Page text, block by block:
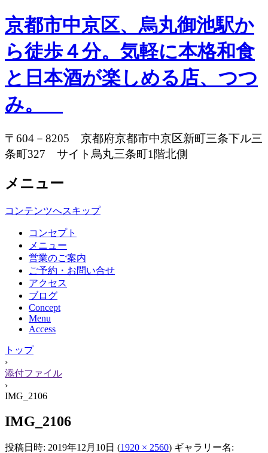
京都市中京区、烏丸御池駅か
ら徒歩４分。気軽に本格和食
と日本酒が楽しめる店、つつ
み。
〒604－8205 京都府京都市中京区新町三条下ル三
条町327 サイト烏丸三条町1階北側
メニュー
コンテンツへスキップ
コンセプト
メニュー
営業のご案内
ご予約・お問い合せ
アクセス
ブログ
Concept
Menu
Access
トップ
›
添付ファイル
›
IMG_2106
IMG_2106
投稿日時: 2019年12月10日 (1920 × 2560) ギャラリー名: